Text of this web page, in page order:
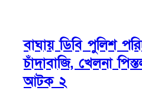
বাঘায় ডিবি পুলিশ
চাঁদাবাজি, খেলনা
আটক ২